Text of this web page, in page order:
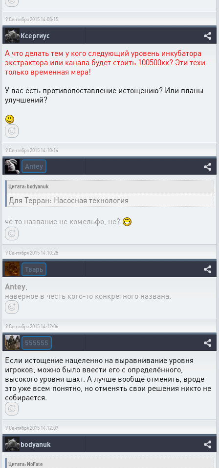
9 Сентября 2015 14:08:15
Ксергиус
А что делать тем у кого следующий уровень инкубатора
экстрактора или канала будет стоить 100500кк? Эти техи
только временная мера!
У вас есть противопоставление истощению? Или планы
улучшений?
9 Сентября 2015 14:10:14
Antey
Цитата: bodyanuk
Для Терран: Насосная технология
чё то название не комельфо, не?
9 Сентября 2015 14:10:28
Тварь
Antey,
наверное в честь кого-то конкретного названа.
9 Сентября 2015 14:12:06
555555
Если истощение нацеленно на выравнивание уровня
игроков, можно было ввести его с определённого,
высокого уровня шахт. А лучше вообще отменить, вроде
это уже всем понятно, но отменять свои решения никто не
собирается.
9 Сентября 2015 14:12:07
bodyanuk
Цитата: NoFate